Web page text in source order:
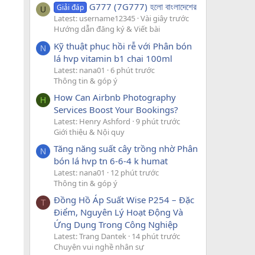
U Giải đáp G777 (7G777) হলো বাংলাদেশের
Latest: username12345 Vài giây trước
Hướng dẫn đăng ký & Viết bài
N
Kỹ thuật phục hồi rễ với Phân bón
lá hvp vitamin b1 chai 100ml
Latest: nana01
6 phút trước
Thông tin & góp ý
H
How Can Airbnb Photography
Services Boost Your Bookings?
Latest: Henry Ashford 9 phút trước
Giới thiệu & Nội quy
N
Tăng năng suất cây trồng nhờ Phân
bón lá hvp tn 6-6-4 k humat
Latest: nana01
12 phút trước
Thông tin & góp ý
T
Đồng Hồ Áp Suất Wise P254 – Đặc
Điểm, Nguyên Lý Hoạt Động Và
Ứng Dụng Trong Công Nghiệp
Latest: Trang Dantek 14 phút trước
Chuyện vui nghề nhân sự